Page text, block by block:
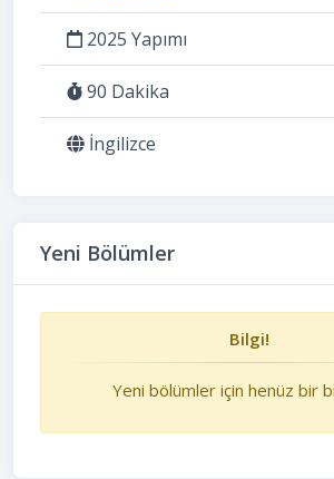
2025 Yapımı
90 Dakika
İngilizce
Yeni Bölümler
Bilgi!
Yeni bölümler için henüz bir